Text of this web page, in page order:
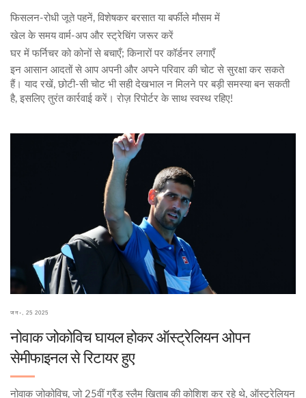
फिसलन‑रोधी जूते पहनें, विशेषकर बरसात या बर्फीले मौसम में
खेल के समय वार्म‑अप और स्ट्रेचिंग जरूर करें
घर में फर्निचर को कोनों से बचाएँ; किनारों पर कॉर्डनर लगाएँ
इन आसान आदतों से आप अपनी और अपने परिवार की चोट से सुरक्षा कर सकते
हैं। याद रखें, छोटी‑सी चोट भी सही देखभाल न मिलने पर बड़ी समस्या बन सकती
है, इसलिए तुरंत कार्रवाई करें। रोज़ रिपोर्टर के साथ स्वस्थ रहिए!
जन॰, 25 2025
नोवाक जोकोविच घायल होकर ऑस्ट्रेलियन ओपन
सेमीफाइनल से रिटायर हुए
नोवाक जोकोविच, जो 25वीं ग्रैंड स्लैम खिताब की कोशिश कर रहे थे, ऑस्ट्रेलियन